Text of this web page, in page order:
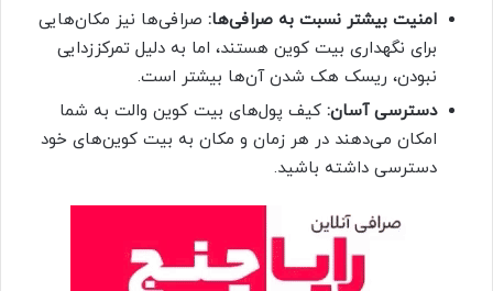
امنیت بیشتر نسبت به صرافی‌ها: صرافی‌ها نیز مکان‌هایی
برای نگهداری بیت کوین هستند، اما به دلیل تمرکززدایی
نبودن، ریسک هک شدن آن‌ها بیشتر است.
دسترسی آسان: کیف پول‌های بیت کوین والت به شما
امکان می‌دهند در هر زمان و مکان به بیت کوین‌های خود
دسترسی داشته باشید.